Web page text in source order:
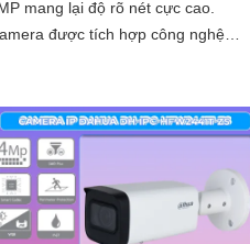
mang lại độ rõ nét cực cao.
được tích hợp công nghệ